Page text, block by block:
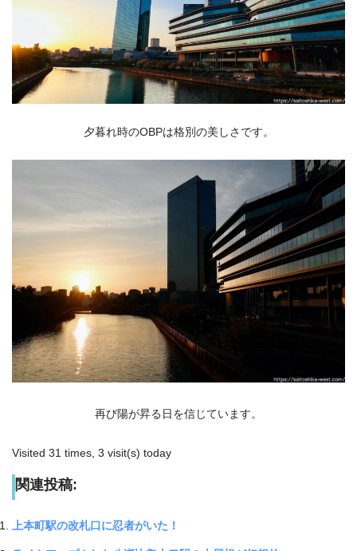
夕暮れ時のOBPは格別の美しさです。
再び陽が昇る日を信じています。
Visited 31 times, 3 visit(s) today
関連投稿:
上本町駅の改札口に忍者がいた！